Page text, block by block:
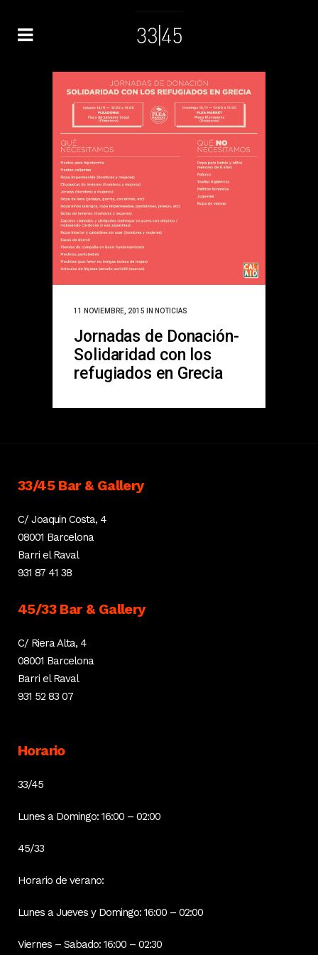
11 NOVIEMBRE, 2015 IN NOTICIAS
Jornadas de Donación-
Solidaridad con los
refugiados en Grecia
33/45 Bar & Gallery
C/ Joaquin Costa, 4
08001 Barcelona
Barri el Raval
931 87 41 38
45/33 Bar & Gallery
C/ Riera Alta, 4
08001 Barcelona
Barri el Raval
931 52 83 07
Horario
33/45
Lunes a Domingo: 16:00 – 02:00
45/33
Horario de verano:
Lunes a Jueves y Domingo: 16:00 – 02:00
Viernes – Sabado: 16:00 – 02:30